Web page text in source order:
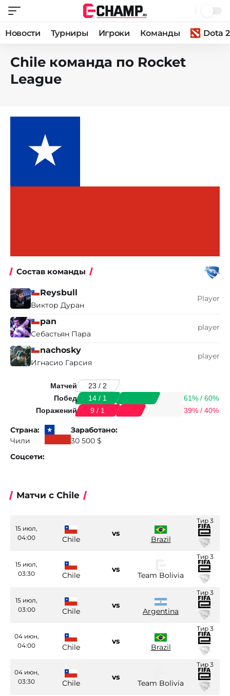
Новости Турниры Игроки Команды Dota 2
Chile команда по Rocket
League
Состав команды
Reysbull
Виктор Дуран
Player
pan
Себастьян Пара
player
nachosky
Игнасио Гарсия
player
Матчей
23 / 2
Побед
14 / 1
61% / 60%
Поражений
9 / 1 39% / 40%
Страна:
Чили
Заработано:
30 500 $
Соцсети:
Матчи с Chile
15 июл,
04:00
Chile
vs
Brazil
Тир 3
15 июл,
03:30
Chile
vs
Team Bolivia
Тир 3
15 июл,
03:00
Chile
vs
Argentina
Тир 3
04 июн,
04:00
Chile
vs
Brazil
Тир 3
04 июн,
03:30
Chile
vs
Team Bolivia
Тир 3